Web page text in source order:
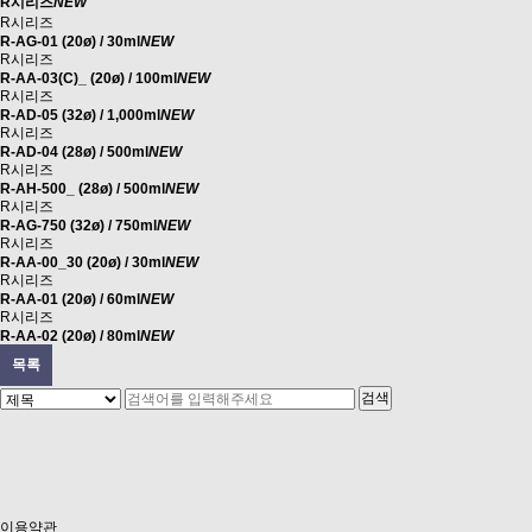
R시리즈
R-AG-01 (20ø) / 30ml NEW
R시리즈
R-AA-03(C)_ (20ø) / 100ml NEW
R시리즈
R-AD-05 (32ø) / 1,000ml NEW
R시리즈
R-AD-04 (28ø) / 500ml NEW
R시리즈
R-AH-500_ (28ø) / 500ml NEW
R시리즈
R-AG-750 (32ø) / 750ml NEW
R시리즈
R-AA-00_30 (20ø) / 30ml NEW
R시리즈
R-AA-01 (20ø) / 60ml NEW
R시리즈
R-AA-02 (20ø) / 80ml NEW
목록
이용약관